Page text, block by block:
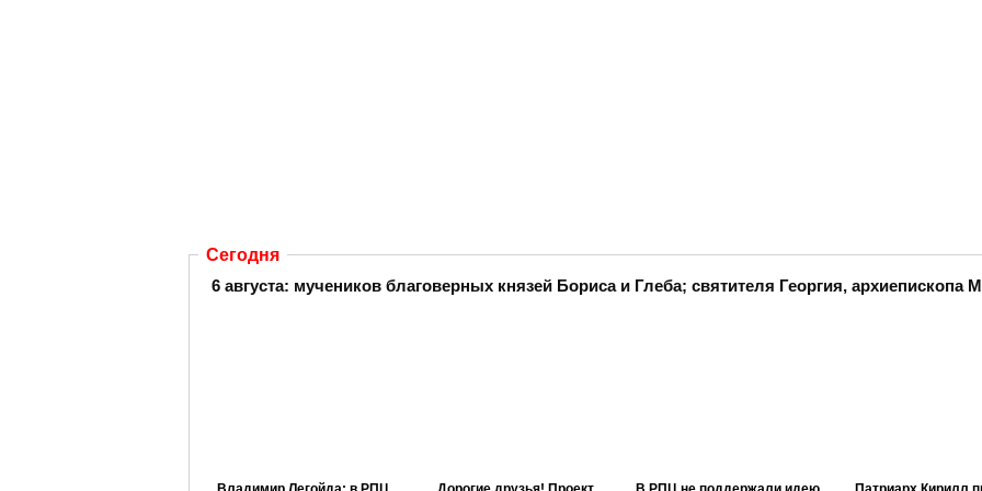
Сегодня
6 августа: мучеников благоверных князей Бориса и Глеба; святителя Георгия, архиепископа